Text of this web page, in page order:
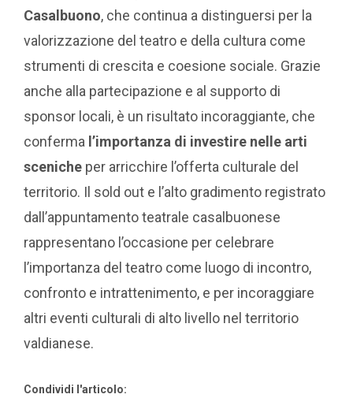
Casalbuono, che continua a distinguersi per la
valorizzazione del teatro e della cultura come
strumenti di crescita e coesione sociale. Grazie
anche alla partecipazione e al supporto di
sponsor locali, è un risultato incoraggiante, che
conferma l’importanza di investire nelle arti
sceniche per arricchire l’offerta culturale del
territorio. Il sold out e l’alto gradimento registrato
dall’appuntamento teatrale casalbuonese
rappresentano l’occasione per celebrare
l’importanza del teatro come luogo di incontro,
confronto e intrattenimento, e per incoraggiare
altri eventi culturali di alto livello nel territorio
valdianese.
Condividi l'articolo: